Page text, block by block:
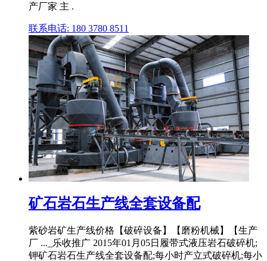
产厂家 主 .
联系电话: 180 3780 8511
矿石岩石生产线全套设备配
紫砂岩矿生产线价格【破碎设备】【磨粉机械】【生产
厂 ..._乐收推广 2015年01月05日履带式液压岩石破碎机;
钾矿石岩石生产线全套设备配;每小时产立式破碎机;每小